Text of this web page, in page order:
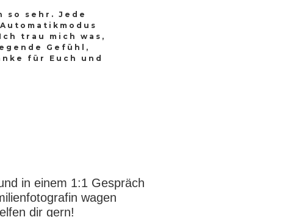
so sehr. Jede
trau mich was,
Gefühl,
für Euch und
in einem 1:1 Gespräch
wagen
dir gern!